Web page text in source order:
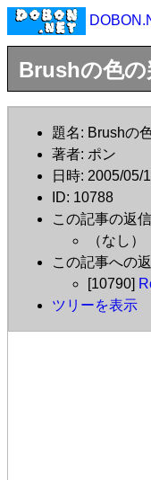
Brushの色の
題名: Brushの
著者: ポン
日時: 2005/05/
ID: 10788
この記事の返
（なし）
この記事への
[10790]
ツリーを表示